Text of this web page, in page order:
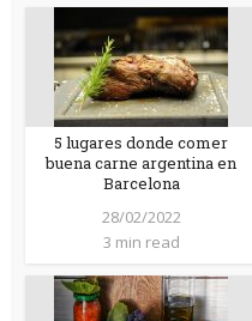
5 lugares donde comer
buena carne argentina en
Barcelona
28/02/2022
3 min read